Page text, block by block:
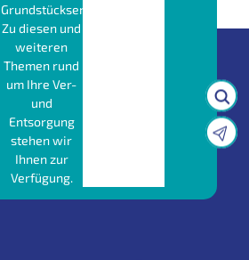
Grundstücksentwässerung?
Zu diesen und
weiteren
Themen rund
um Ihre Ver-
und
Entsorgung
stehen wir
Ihnen zur
Verfügung.